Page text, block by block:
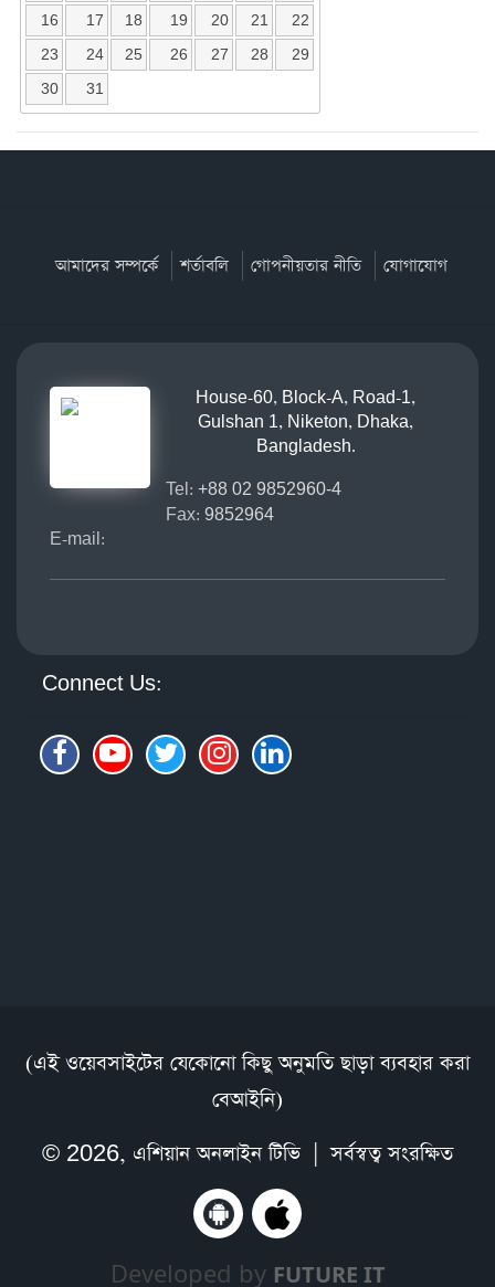
16
17 18 19 20 21
22
23
24 25 26 27 28
29
30
31
আমাদের সম্পর্কে শর্তাবলি গোপনীয়তার নীতি যোগাযোগ
House-60, Block-A, Road-1,
Gulshan 1, Niketon, Dhaka,
Bangladesh.
Tel: +88 02 9852960-4
Fax: 9852964
E-mail:
Connect Us:
(এই ওয়েবসাইটের যেকোনো কিছু অনুমতি ছাড়া ব্যবহার করা
বেআইনি)
© 2026, এশিয়ান অনলাইন টিভি| সর্বস্বত্ব সংরক্ষিত
Developed by FUTURE IT